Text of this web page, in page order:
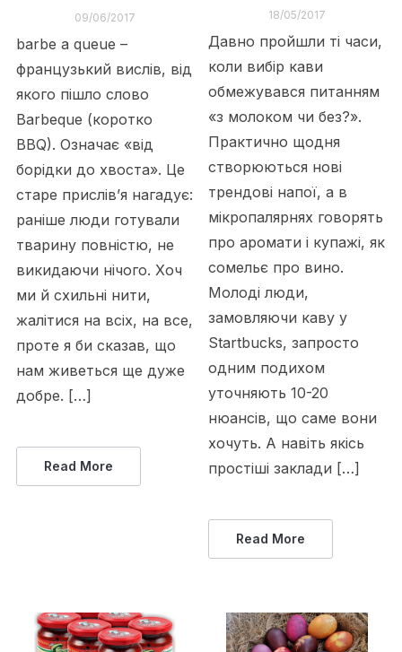
09/06/2017
barbe a queue –
французький вислів, від
якого пішло слово
Barbeque (коротко
BBQ). Означає «від
борідки до хвоста». Це
старе прислів’я нагадує:
раніше люди готували
тварину повністю, не
викидаючи нічого. Хоч
ми й схильні нити,
жалітися на всіх, на все,
проте я би сказав, що
нам живеться ще дуже
добре. […]
Read More
18/05/2017
Давно пройшли ті часи,
коли вибір кави
обмежувався питанням
«з молоком чи без?».
Практично щодня
створюються нові
трендові напої, а в
мікропалярнях говорять
про аромати і купажі, як
сомельє про вино.
Молоді люди,
замовляючи каву у
Startbucks, запросто
одним подихом
уточняють 10-20
нюансів, що саме вони
хочуть. А навіть якісь
простіші заклади […]
Read More